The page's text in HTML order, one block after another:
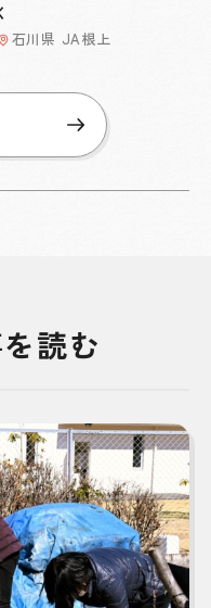
石川県 JA根上
読む